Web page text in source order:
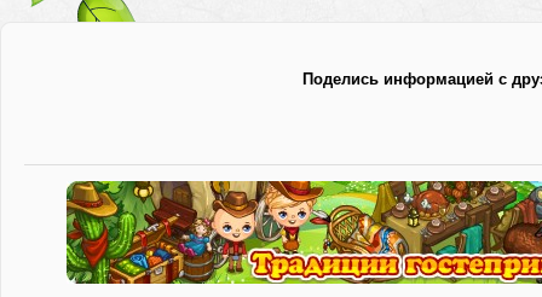
Поделись информацией с